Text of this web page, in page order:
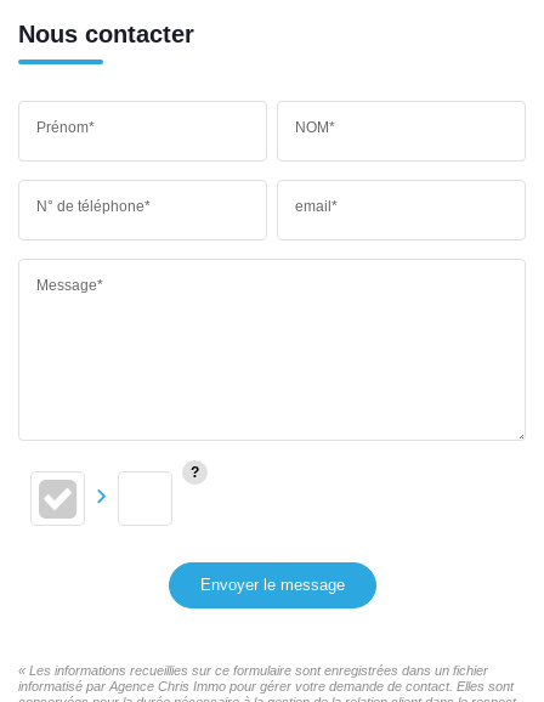
Nous contacter
Prénom* NOM*
N° de téléphone* email*
Message*
Envoyer le message
« Les informations recueillies sur ce formulaire sont enregistrées dans un fichier
informatisé par Agence Chris Immo pour gérer votre demande de contact. Elles sont